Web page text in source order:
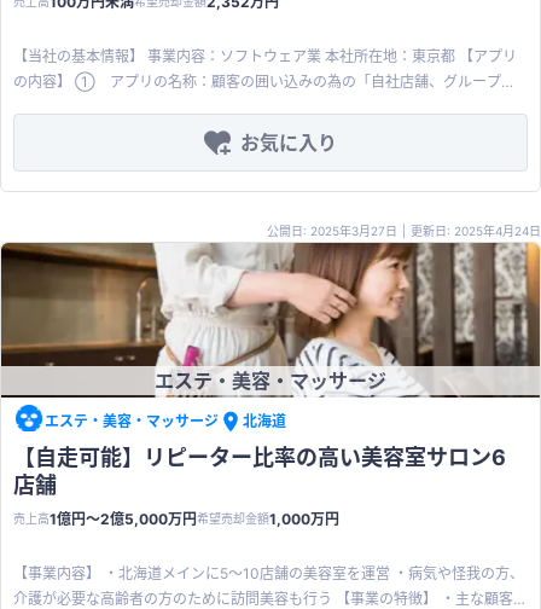
【当社の基本情報】 事業内容：ソフトウェア業 本社所在地：東京都 【アプリ
の内容】 ① アプリの名称：顧客の囲い込みの為の「自社店舗、グループ間
ト付与」、「ギフトカード」、「グループ店舗間のポイント共有」などの各種
機能を備えた御社ブランドでの“自社顧客囲い込み”を可能にするDXインフラ
盤：管理情報システム、専用端末PC、物理カードタブレットで構成するシンプ
ルな構造 ⑥ 特徴・強み： ※プリペイドカード機能：チャージ額に応じた
任意のインセンティブ設定が可能。キャッシュフローの改善に貢献。 ※ポイ
ント機能：ポイント付与率は導入店で任意設定が可能。他法人とのポイント共
有にも柔軟に対応可能。 ※顧客管理機能（有料オプション）：POS連携で顧
客情報のデータ化に対応。顧客属性に基づくターゲティングメール配信が可
能。 ※顧客の囲い込み：原則自店のみでの利用、チャージインセンティブ、
ポイント制度の総合力で顧客囲い込みに非常に有効。 ※市場の成長性：キャ
ッシュレス決済の浸透に伴い、底堅い需要が期待できる。QR決済やクレジット
カードよりも心理的に 現金との距離が近く、シニアや子供向けで活用が期
待できる。 ⑦ 動作環境：Androidネイティブアプリ 【譲渡内容】 スキー
ム：事業譲渡 譲渡希望価格：2,352万円（応相談） 譲渡対象：アプリケーショ
の他： ※過去、理容室：8店舗、スポーツジム：8店舗での導入・運用実績があ
った。他、大手居酒屋グループ、カラオケ店から引き合いの実績あり。サービ
お気に入り
公開日: 2025年3月27日 更新日: 2025年4月24日
エステ・美容・マッサージ
エステ・美容・マッサージ 北海道
【自走可能】リピーター比率の高い美容室サロン6
店舗
売上高1億円〜2億5,000万円希望売却金額1,000万円
【事業内容】 ・北海道メインに5～10店舗の美容室を運営 ・病気や怪我の方、
介護が必要な高齢者の方のために訪問美容も行う 【事業の特徴】 ・主な顧客